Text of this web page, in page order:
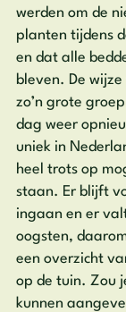
werden om de
planten tijdens
en dat alle
bleven. De
zo’n grote
dag weer
uniek in
heel trots op
staan. Er blijft
ingaan en er
oogsten,
een overzicht
op de tuin. Zou
kunnen